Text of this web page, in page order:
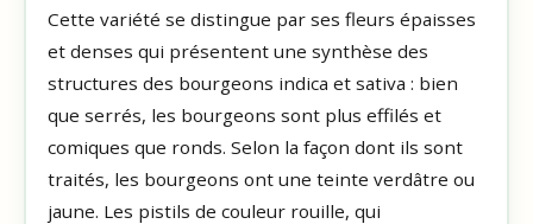
Cette variété se distingue par ses fleurs épaisses
et denses qui présentent une synthèse des
structures des bourgeons indica et sativa : bien
que serrés, les bourgeons sont plus effilés et
comiques que ronds. Selon la façon dont ils sont
traités, les bourgeons ont une teinte verdâtre ou
jaune. Les pistils de couleur rouille, qui